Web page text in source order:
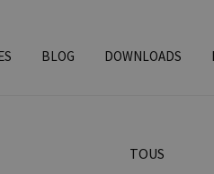
BLOG DOWNLOADS
TOUS